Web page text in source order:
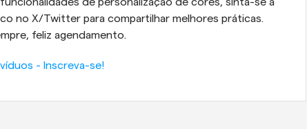
no X/Twitter para compartilhar melhores práticas.
feliz agendamento.
- Inscreva-se!